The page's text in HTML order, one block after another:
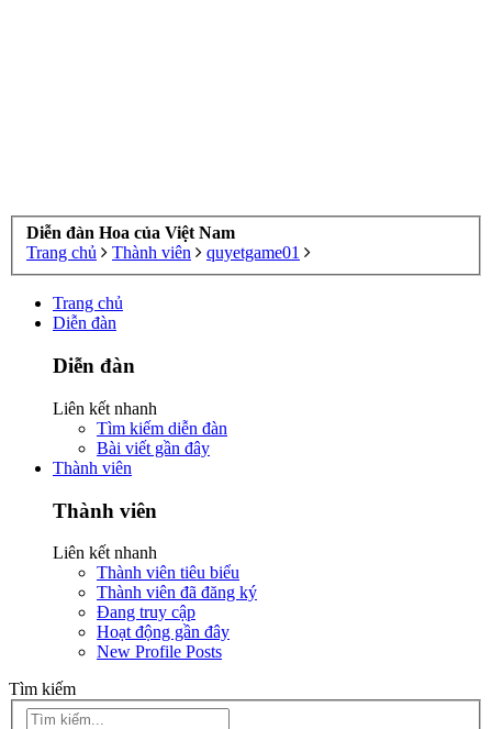
Diễn đàn Hoa của Việt Nam
Trang chủ
Thành viên quyetgame01
Trang chủ
Diễn đàn
Diễn đàn
Liên kết nhanh
Tìm kiếm diễn đàn
Bài viết gần đây
Thành viên
Thành viên
Liên kết nhanh
Thành viên tiêu biểu
Thành viên đã đăng ký
Đang truy cập
Hoạt động gần đây
New Profile Posts
Tìm kiếm